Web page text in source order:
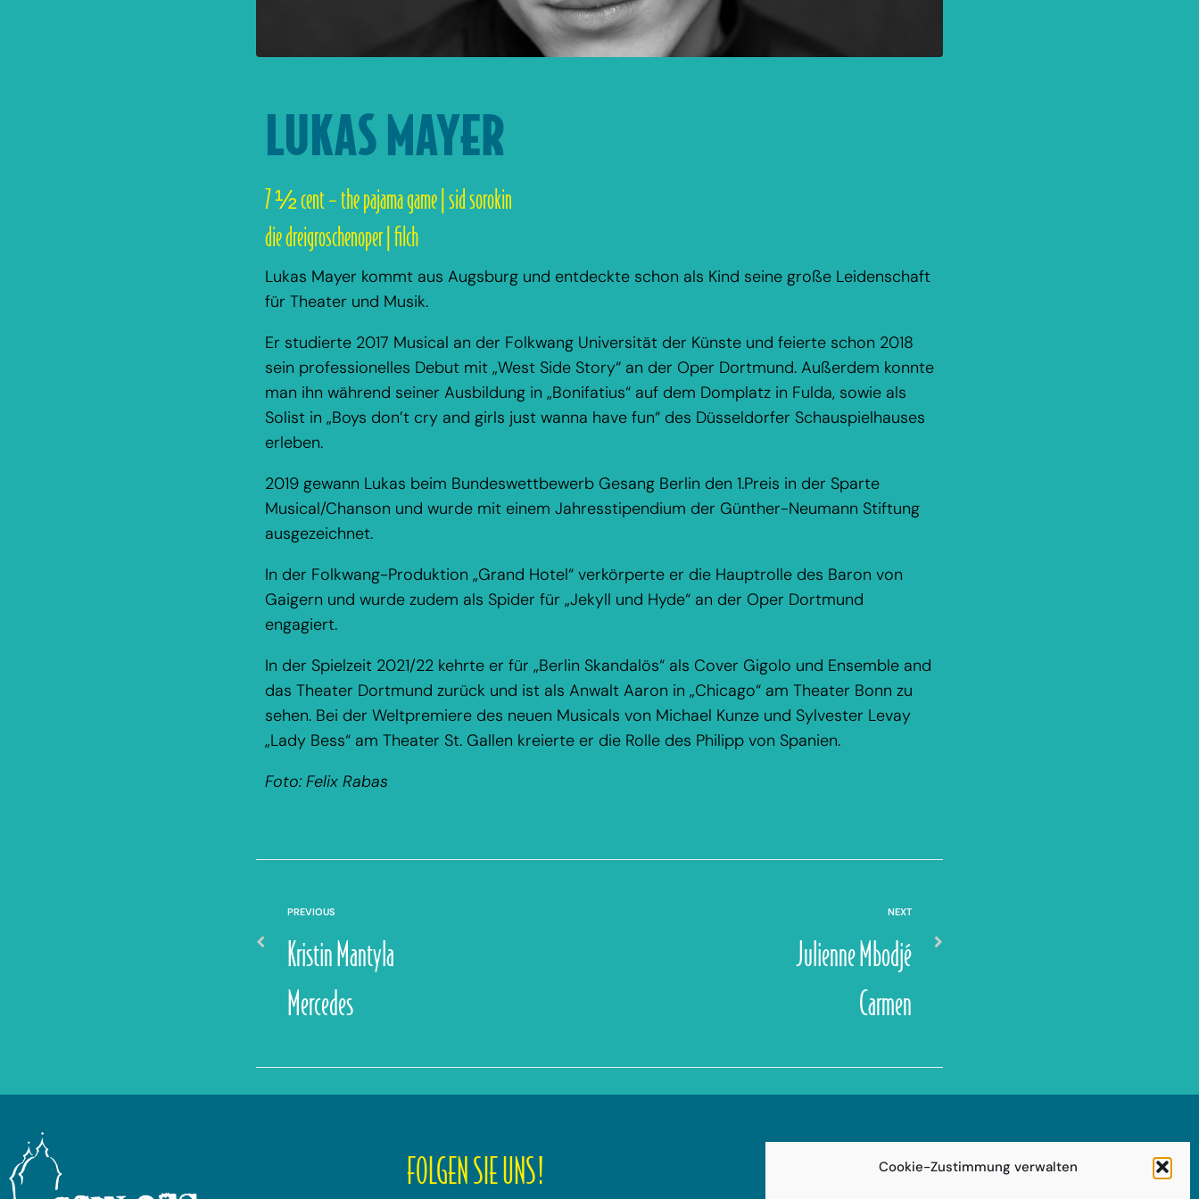
Cookie-Zustimmung verwalten
LUKAS MAYER
7 ½ cent – the pajama game | sid sorokin
die dreigroschenoper | filch
Lukas Mayer kommt aus Augsburg und entdeckte schon als Kind seine große Leidenschaft
für Theater und Musik.
Er studierte 2017 Musical an der Folkwang Universität der Künste und feierte schon 2018
sein professionelles Debut mit „West Side Story“ an der Oper Dortmund. Außerdem konnte
man ihn während seiner Ausbildung in „Bonifatius“ auf dem Domplatz in Fulda, sowie als
Solist in „Boys don’t cry and girls just wanna have fun“ des Düsseldorfer Schauspielhauses
erleben.
2019 gewann Lukas beim Bundeswettbewerb Gesang Berlin den 1.Preis in der Sparte
Musical/Chanson und wurde mit einem Jahresstipendium der Günther-Neumann Stiftung
ausgezeichnet.
In der Folkwang-Produktion „Grand Hotel“ verkörperte er die Hauptrolle des Baron von
Gaigern und wurde zudem als Spider für „Jekyll und Hyde“ an der Oper Dortmund
engagiert.
In der Spielzeit 2021/22 kehrte er für „Berlin Skandalös“ als Cover Gigolo und Ensemble and
das Theater Dortmund zurück und ist als Anwalt Aaron in „Chicago“ am Theater Bonn zu
sehen. Bei der Weltpremiere des neuen Musicals von Michael Kunze und Sylvester Levay
„Lady Bess“ am Theater St. Gallen kreierte er die Rolle des Philipp von Spanien.
Foto: Felix Rabas
PREVIOUS
Kristin Mantyla
Mercedes
NEXT
Julienne Mbodjé
Carmen
FOLGEN SIE UNS!